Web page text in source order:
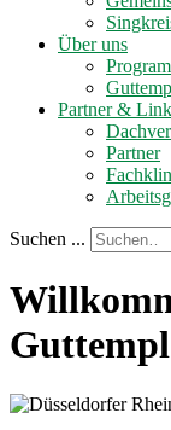
Über uns
Partner &
Partner
Suchen ...